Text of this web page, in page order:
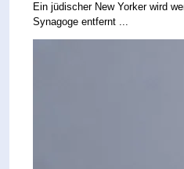
Ein jüdischer New Yorker wird
Synagoge entfernt ...